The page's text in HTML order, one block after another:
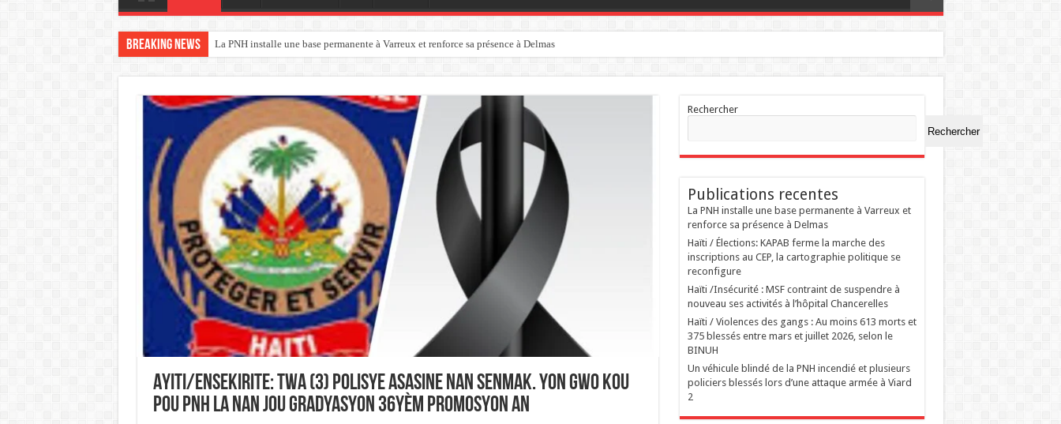
Breaking News Haïti / Élections: KAPAB ferme la marche des inscriptions au CEP, la cartographie politique se reconfigure
Ayiti/Ensekirite: Twa (3) Polisye Asasine nan Senmak. Yon gwo kou
pou PNH la nan Jou Gradyasyon 36yèm Promosyon an
Rechercher
Rechercher
Publications recentes
La PNH installe une base permanente à Varreux et
renforce sa présence à Delmas
Haïti / Élections: KAPAB ferme la marche des
inscriptions au CEP, la cartographie politique se
reconfigure
Haïti /Insécurité : MSF contraint de suspendre à
nouveau ses activités à l’hôpital Chancerelles
Haïti / Violences des gangs : Au moins 613 morts et
375 blessés entre mars et juillet 2026, selon le
BINUH
Un véhicule blindé de la PNH incendié et plusieurs
policiers blessés lors d’une attaque armée à Viard
2